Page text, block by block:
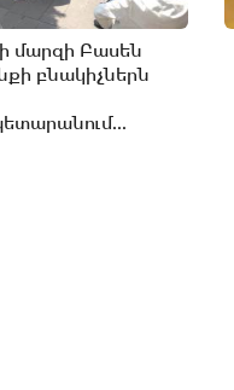
մարզի Բասեն
բնակիչներն